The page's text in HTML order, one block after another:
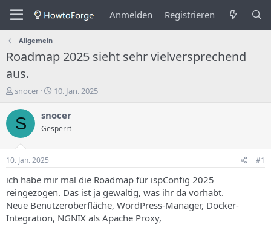
Anmelden Registrieren
Allgemein
Roadmap 2025 sieht sehr vielversprechend
aus.
E
s
t
e
e
r
d
e
s
T
snocer
E
s
e
n
s
d
a
10. Jan. 2025
S snocer
Gesperrt
10. Jan. 2025 #1
ich habe mir mal die Roadmap für ispConfig 2025
reingezogen. Das ist ja gewaltig, was ihr da vorhabt.
Neue Benutzeroberfläche, WordPress-Manager, Docker-
Integration, NGNIX als Apache Proxy,